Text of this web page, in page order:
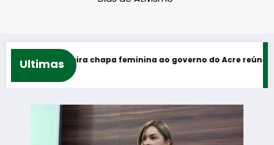
Ultimas
Primeira chapa feminina ao governo do Acre reúne Mailza